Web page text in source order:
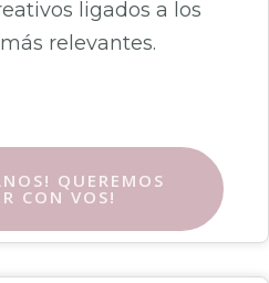
ligados a los
relevantes.
QUEREMOS
CON VOS!